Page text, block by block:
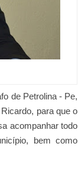
de Petrolina - Pe,
para que o
acompanhar todo
bem como